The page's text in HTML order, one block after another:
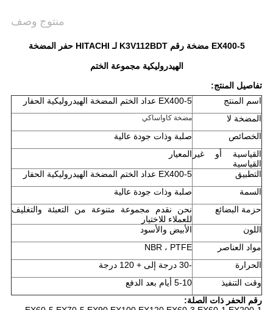
منتوج وصف
EX400-5 مضخة رقم K3V112BDT لـ HITACHI حفر المضخة
الهيدروليكية مجموعة الختم
تفاصيل المنتج:
اسم المنتج
EX400-5 عداد الختم المضخة الهيدروليكية الحفار
المضخة لا
مضخة كاواساكي
الخصائص
صلبة وذات جودة عالية
القياسية أو غير
القياسية
المعيار
التطبيق
EX400-5 عداد الختم المضخة الهيدروليكية الحفار
السمة
صلبة وذات جودة عالية
حزمة البضائع
نحن نقدم مجموعة متنوعة من التعبئة والتغليف
للعملاء للاختيار
اللون
الأبيض والأسود
مواد العناصر
NBR ، PTFE
الحرارة
-30 درجة إلى + 120 درجة
وقت التنفيذ
5-10 أيام بعد الدفع
رقم الحفر ذات الصلة: